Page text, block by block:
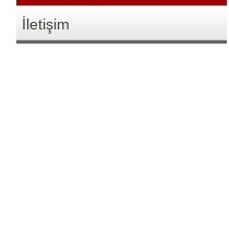
İletişim